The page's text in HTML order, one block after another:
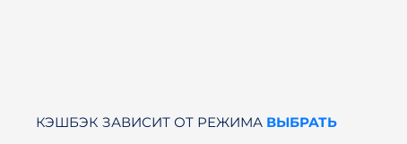
КЭШБЭК ЗАВИСИТ ОТ РЕЖИМА ВЫБРАТЬ